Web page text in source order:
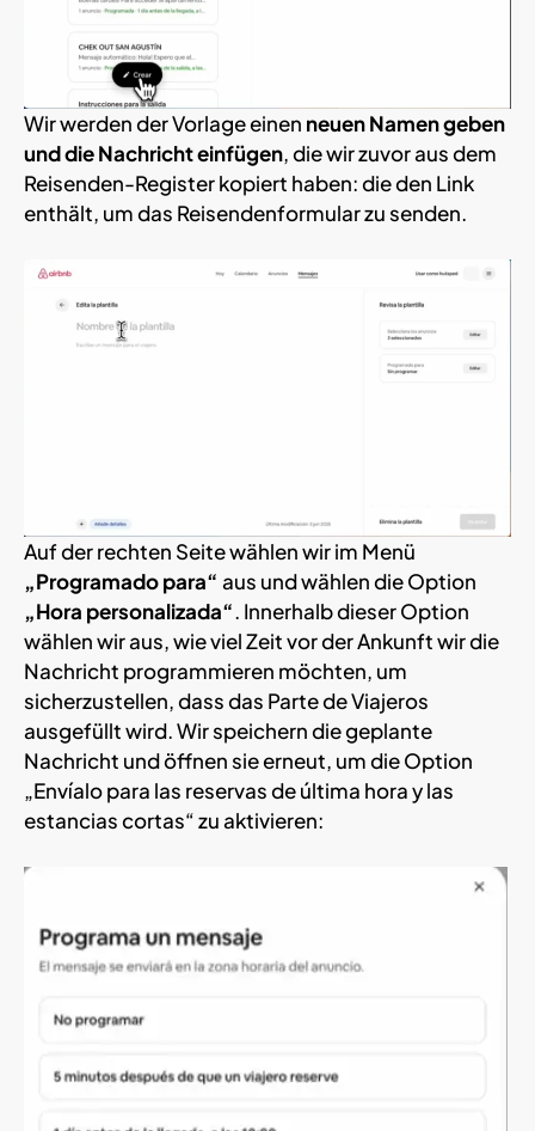
Wir werden der Vorlage einen neuen Namen geben
und die Nachricht einfügen, die wir zuvor aus dem
Reisenden-Register kopiert haben: die den Link
enthält, um das Reisendenformular zu senden.
Auf der rechten Seite wählen wir im Menü
„Programado para“ aus und wählen die Option
„Hora personalizada“. Innerhalb dieser Option
wählen wir aus, wie viel Zeit vor der Ankunft wir die
Nachricht programmieren möchten, um
sicherzustellen, dass das Parte de Viajeros
ausgefüllt wird. Wir speichern die geplante
Nachricht und öffnen sie erneut, um die Option
„Envíalo para las reservas de última hora y las
estancias cortas“ zu aktivieren: